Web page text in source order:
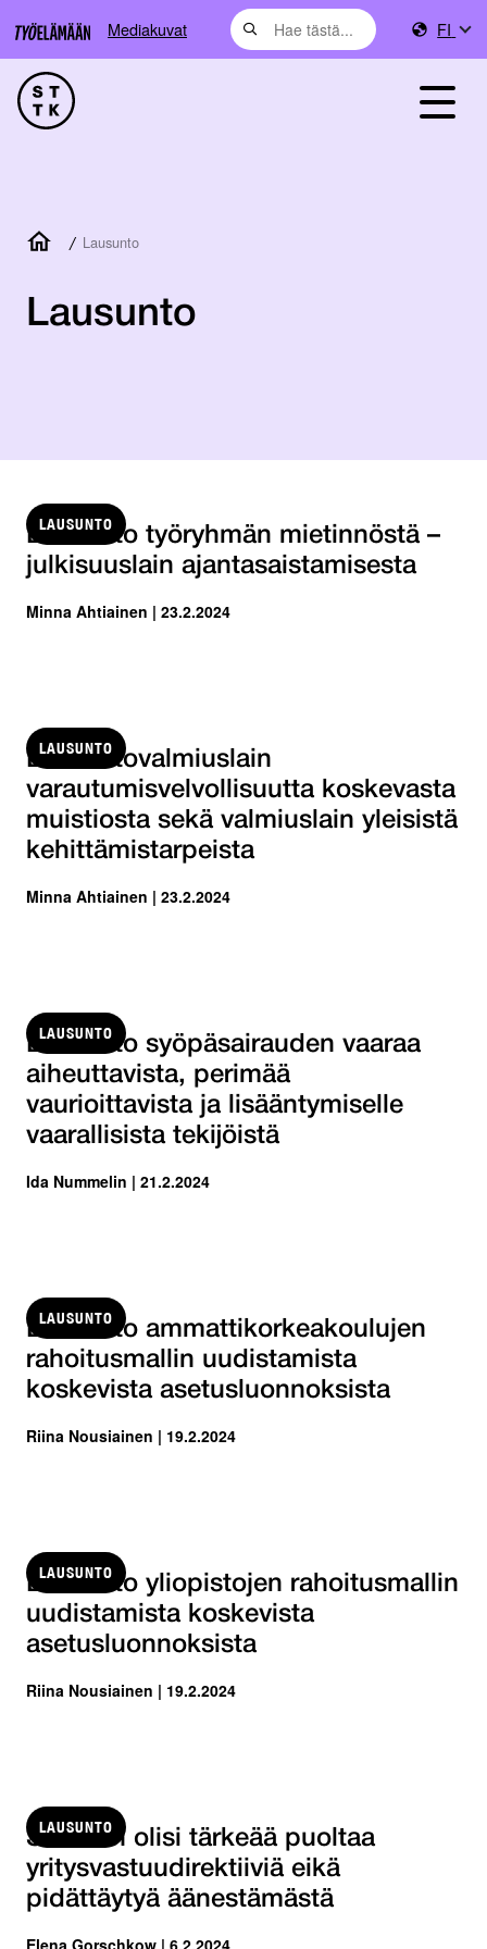
Mediakuvat FI
/ Lausunto
Lausunto
LAUSUNTO
Lausunto työryhmän mietinnöstä –
julkisuuslain ajantasaistamisesta
Minna Ahtiainen | 23.2.2024
LAUSUNTO
Lausuntovalmiuslain
varautumisvelvollisuutta koskevasta
muistiosta sekä valmiuslain yleisistä
kehittämistarpeista
Minna Ahtiainen | 23.2.2024
LAUSUNTO
Lausunto syöpäsairauden vaaraa
aiheuttavista, perimää
vaurioittavista ja lisääntymiselle
vaarallisista tekijöistä
Ida Nummelin | 21.2.2024
LAUSUNTO
Lausunto ammattikorkeakoulujen
rahoitusmallin uudistamista
koskevista asetusluonnoksista
Riina Nousiainen | 19.2.2024
LAUSUNTO
Lausunto yliopistojen rahoitusmallin
uudistamista koskevista
asetusluonnoksista
Riina Nousiainen | 19.2.2024
LAUSUNTO
Suomen olisi tärkeää puoltaa
yritysvastuudirektiiviä eikä
pidättäytyä äänestämästä
Elena Gorschkow | 6.2.2024